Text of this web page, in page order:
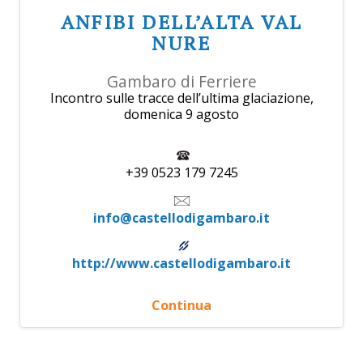
ANFIBI DELL’ALTA VAL
NURE
Gambaro di Ferriere
Incontro sulle tracce dell’ultima glaciazione,
domenica 9 agosto
+39 0523 179 7245
info@castellodigambaro.it
http://www.castellodigambaro.it
Continua